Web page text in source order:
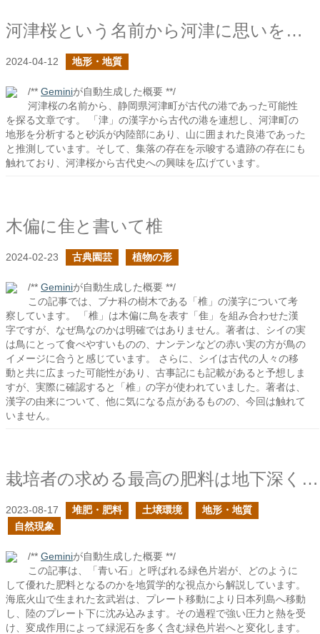
河津桜という名前から河津に思いを馳せる
2024-04-12 地形・地質
/** Geminiが自動生成した概要 **/
河津桜の名前から、静岡県河津町が古代の港であった可能性
を探る文章です。 「津」の漢字から古代の港を連想し、河津町の
地形を分析すると砂浜が内陸部にあり、山に囲まれた良港であった
と推測しています。そして、集落の存在を示唆する遺跡の存在にも
触れており、河津桜から古代史への興味を広げています。
木偏に隹と書いて椎
2024-02-23 古典園芸 植物の形
/** Geminiが自動生成した概要 **/
この記事では、ブナ科の樹木である「椎」の漢字について考
察しています。 「椎」は木偏に鳥を表す「隹」を組み合わせた漢
字ですが、なぜ鳥なのかは明確ではありません。著者は、シイの実
は鳥にとって食べやすいものの、ナンテンなどの赤い実の方が鳥の
イメージに合うと感じています。 さらに、シイは古代の人々の移
動と共に広まった可能性があり、古事記にも記載があると予想しま
すが、実際に確認すると「椎」の字が使われていました。著者は、
漢字の由来について、他に気になる点があるものの、今回は触れて
いません。
栽培者の求める最高の肥料は地下深くで形成される
2023-08-17 堆肥・肥料 土壌環境
地形・地質
自然現象
/** Geminiが自動生成した概要 **/
この記事は、「青い石」と呼ばれる緑色片岩が、どのように
して優れた肥料となるのかを地質学的な視点から解説しています。
海底火山で生まれた玄武岩は、プレート移動により日本列島へ移動
し、陸のプレート下に沈み込みます。その過程で強い圧力と熱を受
け、変成作用によって緑泥石を多く含む緑色片岩へと変化します。